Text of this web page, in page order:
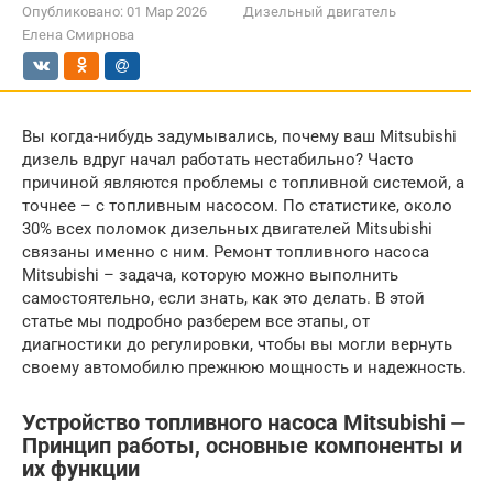
Опубликовано: 01 Мар 2026
Дизельный двигатель
Елена Смирнова
Вы когда-нибудь задумывались, почему ваш Mitsubishi
дизель вдруг начал работать нестабильно? Часто
причиной являются проблемы с топливной системой, а
точнее – с топливным насосом. По статистике, около
30% всех поломок дизельных двигателей Mitsubishi
связаны именно с ним. Ремонт топливного насоса
Mitsubishi – задача, которую можно выполнить
самостоятельно, если знать, как это делать. В этой
статье мы подробно разберем все этапы, от
диагностики до регулировки, чтобы вы могли вернуть
своему автомобилю прежнюю мощность и надежность.
Устройство топливного насоса Mitsubishi ⏤
Принцип работы, основные компоненты и
их функции